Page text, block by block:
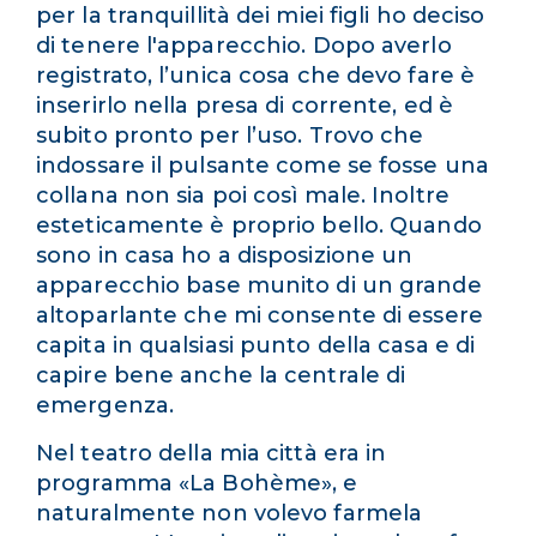
per la tranquillità dei miei figli ho deciso
di tenere l'apparecchio. Dopo averlo
registrato, l’unica cosa che devo fare è
inserirlo nella presa di corrente, ed è
subito pronto per l’uso. Trovo che
indossare il pulsante come se fosse una
collana non sia poi così male. Inoltre
esteticamente è proprio bello. Quando
sono in casa ho a disposizione un
apparecchio base munito di un grande
altoparlante che mi consente di essere
capita in qualsiasi punto della casa e di
capire bene anche la centrale di
emergenza.
Nel teatro della mia città era in
programma «La Bohème», e
naturalmente non volevo farmela